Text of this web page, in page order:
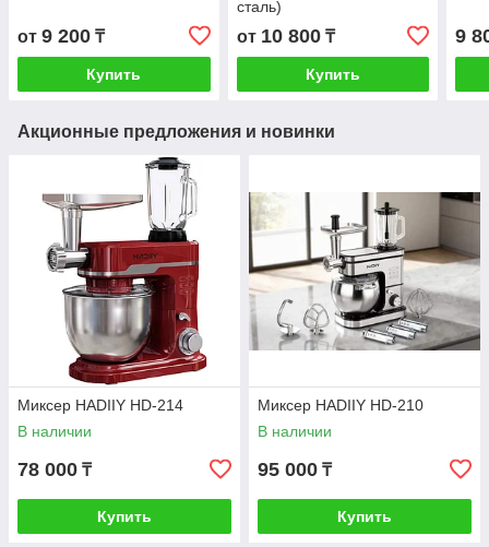
от 9 200 ₸
Купить
сталь)
от 10 800₸
Купить
9
Акционные предложения и новинки
Миксер HADIIY HD-214
В наличии
78 000 ₸
Купить
Миксер HADIIY HD-210
В наличии
95 000 ₸
Купить